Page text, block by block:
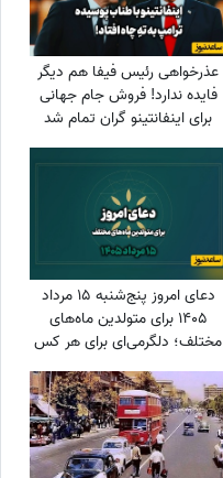
عذرخواهی رئیس فیفا هم دیگر
فایده ندارد! فروش جام جهانی
برای اینفانتینو گران تمام شد
دعای امروز پنج‌شنبه 15 مرداد
1405 برای متولدین ماه‌های
مختلف؛ دلگرمی‌ای برای هر کس
که در آرزوها و نیازهای زندگی
مانده است